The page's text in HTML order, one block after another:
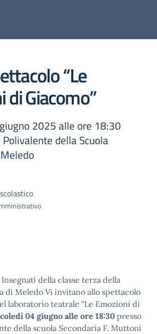
“Le
di Giacomo”
2025 alle ore 18:30
della Scuola
della classe terza della
di Meledo Vi invitano allo spettacolo
laboratorio teatrale “Le Emozioni di
04 giugno alle ore 18:30 presso
della scuola Secondaria F. Muttoni